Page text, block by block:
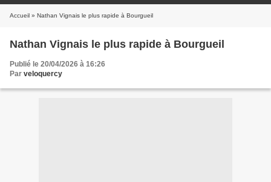
Accueil » Nathan Vignais le plus rapide à Bourgueil
Nathan Vignais le plus rapide à Bourgueil
Publié le 20/04/2026 à 16:26
Par veloquercy